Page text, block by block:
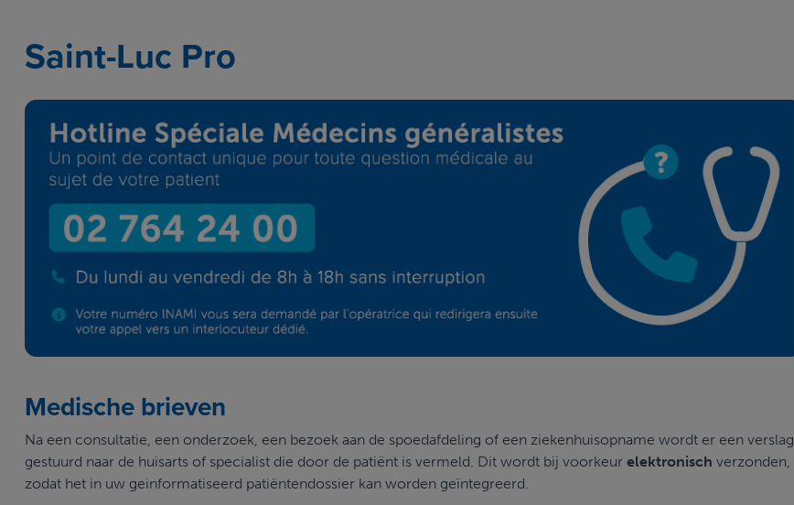
Saint-Luc Pro
Medische brieven
Na een consultatie, een onderzoek, een bezoek aan de spoedafdeling of een ziekenhuisopname wordt er een verslag
gestuurd naar de huisarts of specialist die door de patiënt is vermeld. Dit wordt bij voorkeur elektronisch verzonden,
zodat het in uw geinformatiseerd patiëntendossier kan worden geïntegreerd.